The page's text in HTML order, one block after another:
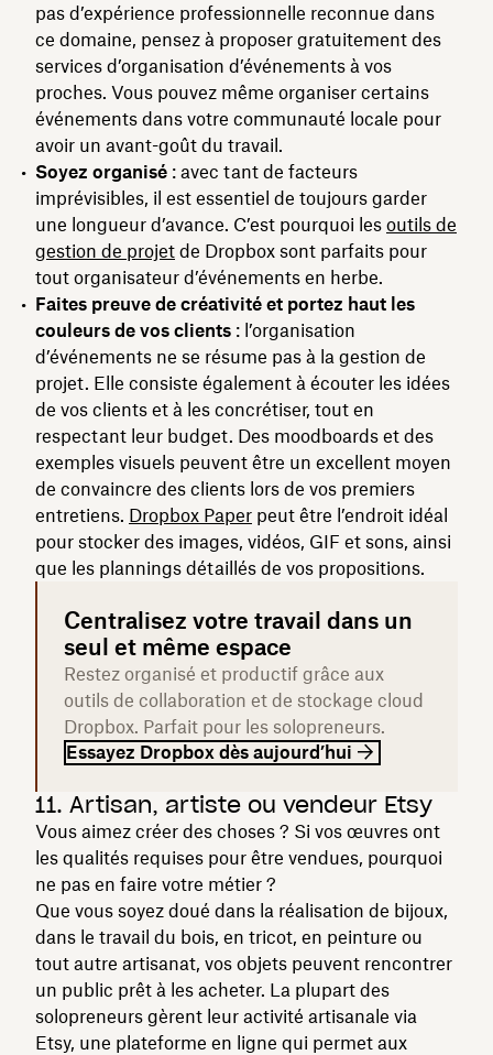
pas d’expérience professionnelle reconnue dans
ce domaine, pensez à proposer gratuitement des
services d’organisation d’événements à vos
proches. Vous pouvez même organiser certains
événements dans votre communauté locale pour
avoir un avant-goût du travail.
Soyez organisé : avec tant de facteurs
imprévisibles, il est essentiel de toujours garder
une longueur d’avance. C’est pourquoi les outils de
gestion de projet de Dropbox sont parfaits pour
tout organisateur d’événements en herbe.
Faites preuve de créativité et portez haut les
couleurs de vos clients : l’organisation
d’événements ne se résume pas à la gestion de
projet. Elle consiste également à écouter les idées
de vos clients et à les concrétiser, tout en
respectant leur budget. Des moodboards et des
exemples visuels peuvent être un excellent moyen
de convaincre des clients lors de vos premiers
entretiens. Dropbox Paper peut être l’endroit idéal
pour stocker des images, vidéos, GIF et sons, ainsi
que les plannings détaillés de vos propositions.
Centralisez votre travail dans un
seul et même espace
Restez organisé et productif grâce aux
outils de collaboration et de stockage cloud
Dropbox. Parfait pour les solopreneurs.
Essayez Dropbox dès aujourd’hui
11. Artisan, artiste ou vendeur Etsy
Vous aimez créer des choses ? Si vos œuvres ont
les qualités requises pour être vendues, pourquoi
ne pas en faire votre métier ?
Que vous soyez doué dans la réalisation de bijoux,
dans le travail du bois, en tricot, en peinture ou
tout autre artisanat, vos objets peuvent rencontrer
un public prêt à les acheter. La plupart des
solopreneurs gèrent leur activité artisanale via
Etsy, une plateforme en ligne qui permet aux